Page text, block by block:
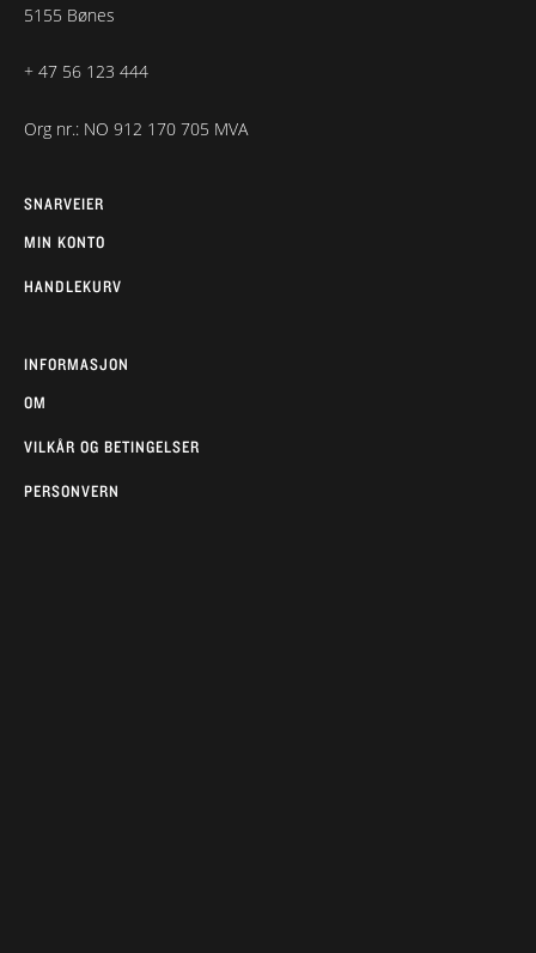
5155 Bønes
+ 47 56 123 444
Org nr.: NO 912 170 705 MVA
SNARVEIER
MIN KONTO
HANDLEKURV
INFORMASJON
OM
VILKÅR OG BETINGELSER
PERSONVERN